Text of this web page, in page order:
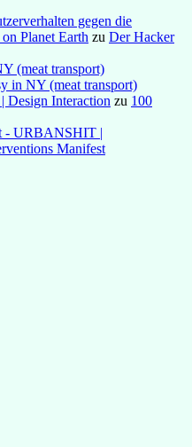
gegen die
Planet Earth zu Der Hacker
(meat transport)
in NY (meat transport)
Design Interaction zu 100
- URBANSHIT |
Manifest